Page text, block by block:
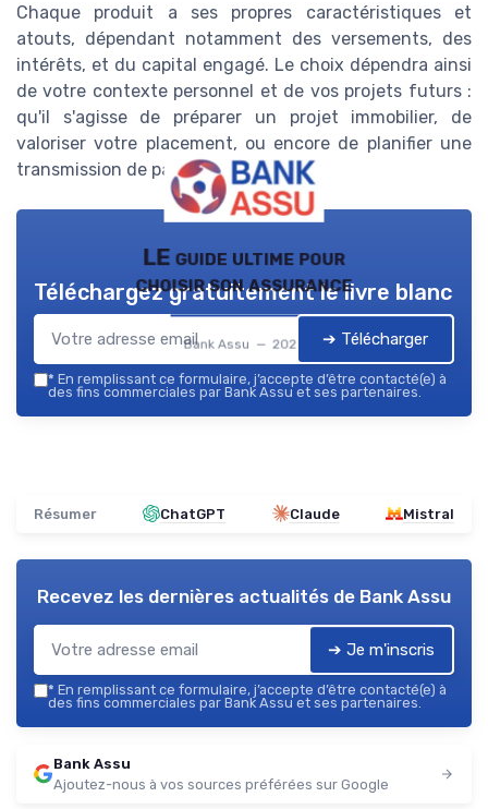
Chaque produit a ses propres caractéristiques et
atouts, dépendant notamment des versements, des
intérêts, et du capital engagé. Le choix dépendra ainsi
de votre contexte personnel et de vos projets futurs :
qu'il s'agisse de préparer un projet immobilier, de
valoriser votre placement, ou encore de planifier une
transmission de patrimoine.
LE guide ultime pour
choisir son assurance
Bank Assu — 2026
Téléchargez gratuitement le livre blanc
➔ Télécharger
* En remplissant ce formulaire, j’accepte d’être contacté(e) à
des fins commerciales par Bank Assu et ses partenaires.
Résumer ChatGPT Claude Mistral
Recevez les dernières actualités de Bank Assu
➔ Je m'inscris
* En remplissant ce formulaire, j’accepte d’être contacté(e) à
des fins commerciales par Bank Assu et ses partenaires.
Bank Assu
Ajoutez-nous à vos sources préférées sur Google